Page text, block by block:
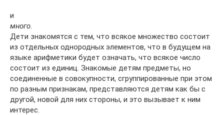
и
много.
Дети знакомятся с тем, что всякое мно­жество состоит
из отдельных однородных элементов, что в бу­дущем на
языке арифметики будет означать, что всякое число
состоит из единиц. Знакомые детям предметы, но
соединенные в совокупности, сгруппированные при этом
по разным призна­кам, представляются детям как бы с
другой, новой для них сто­роны, и это вызывает к ним
интерес.